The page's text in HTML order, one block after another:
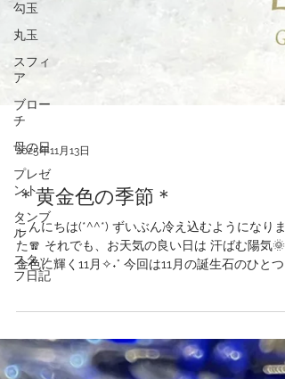
勾玉
丸玉
スフィ
ア
ブロー
チ
母の日
プレゼ
ント
タンブ
ル
スタッ
フ日記
2025年11月13日
＊黄金色の季節＊
こんにちは(*^^*) ずいぶん冷え込むようになりま
た🧣 それでも、お天気の良い日は 汗ばむ陽気🌞
トリンのご紹介です♪ 黄金色が美しいシトリンの
みると神秘的な エンジェルラダーが浮かびあが
ます👼 「幸運の石」「太陽の石」 と呼ばれる シ